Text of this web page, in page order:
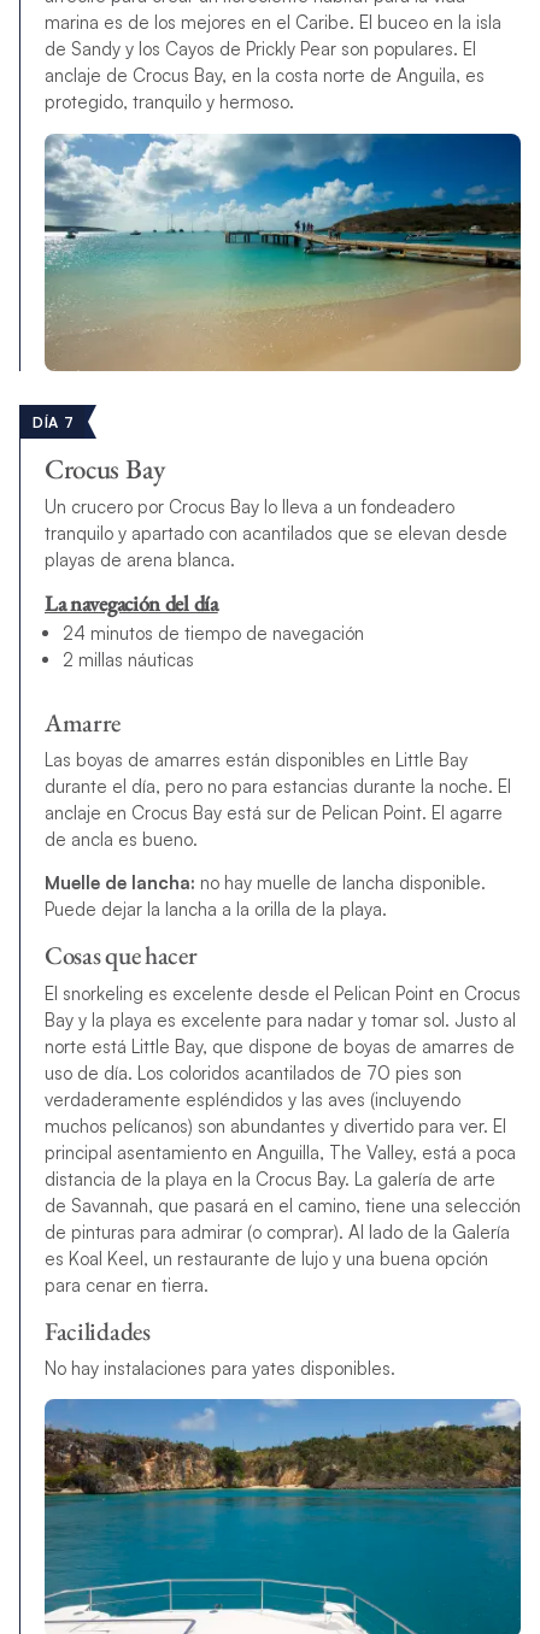
marina es de los mejores en el Caribe. El buceo en la isla
de Sandy y los Cayos de Prickly Pear son populares. El
anclaje de Crocus Bay, en la costa norte de Anguila, es
protegido, tranquilo y hermoso.
DÍA 7
Crocus Bay
Un crucero por Crocus Bay lo lleva a un fondeadero
tranquilo y apartado con acantilados que se elevan desde
playas de arena blanca.
La navegación del día
24 minutos de tiempo de navegación
2 millas náuticas
Amarre
Las boyas de amarres están disponibles en Little Bay
durante el día, pero no para estancias durante la noche. El
anclaje en Crocus Bay está sur de Pelican Point. El agarre
de ancla es bueno.
Muelle de lancha: no hay muelle de lancha disponible.
Puede dejar la lancha a la orilla de la playa.
Cosas que hacer
El snorkeling es excelente desde el Pelican Point en Crocus
Bay y la playa es excelente para nadar y tomar sol. Justo al
norte está Little Bay, que dispone de boyas de amarres de
uso de día. Los coloridos acantilados de 70 pies son
verdaderamente espléndidos y las aves (incluyendo
muchos pelícanos) son abundantes y divertido para ver. El
principal asentamiento en Anguilla, The Valley, está a poca
distancia de la playa en la Crocus Bay. La galería de arte
de Savannah, que pasará en el camino, tiene una selección
de pinturas para admirar (o comprar). Al lado de la Galería
es Koal Keel, un restaurante de lujo y una buena opción
para cenar en tierra.
Facilidades
No hay instalaciones para yates disponibles.